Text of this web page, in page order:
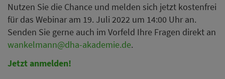
Nutzen Sie die Chance und melden sich jetzt kostenfrei
für das Webinar am 19. Juli 2022 um 14:00 Uhr an.
Senden Sie gerne auch im Vorfeld Ihre Fragen direkt an
wankelmann@dha-akademie.de.
Jetzt anmelden!